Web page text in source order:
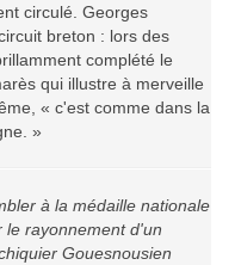
circulé. Georges
breton : lors des
complété le
qui illustre à merveille
« c'est comme dans la
»
à la médaille nationale
le rayonnement d'un
Gouesnousien